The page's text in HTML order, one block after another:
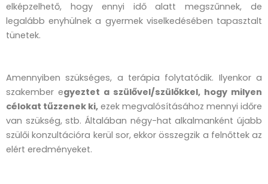
elképzelhető, hogy ennyi idő alatt megszűnnek, de
legalább enyhülnek a gyermek viselkedésében tapasztalt
tünetek.
Amennyiben szükséges, a terápia folytatódik. Ilyenkor a
szakember egyeztet a szülővel/szülőkkel, hogy milyen
célokat tűzzenek ki, ezek megvalósításához mennyi időre
van szükség, stb. Általában négy-hat alkalmanként újabb
szülői konzultációra kerül sor, ekkor összegzik a felnőttek az
elért eredményeket.